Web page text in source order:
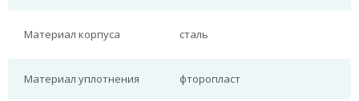
Материал корпуса сталь
Материал уплотнения фторопласт